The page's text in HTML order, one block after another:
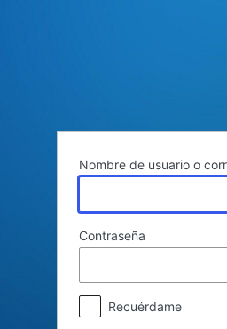
Nombre de usuario o
Contraseña
Recuérdame